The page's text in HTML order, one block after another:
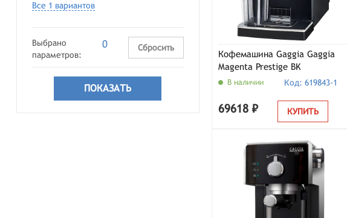
Все 1 вариантов
Выбрано
параметров:
0 Сбросить
Кофемашина Gaggia Gaggia
Magenta Prestige BK
(RI8702/01), черный
В наличии Код: 619843-1
69618 ₽ КУПИТЬ